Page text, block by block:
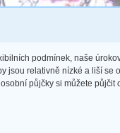
podmínek, naše
jsou relativně nízké a liší se
půjčky si můžete půjčit